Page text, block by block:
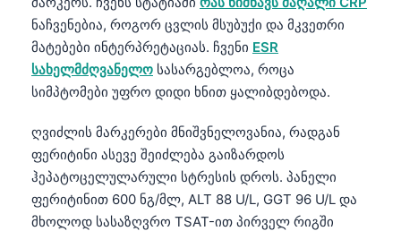
ნაჩვენებია, როგორ ცვლის მსუბუქი და მკვეთრი
მატებები ინტერპრეტაციას. ჩვენი ESR
სახელმძღვანელო სასარგებლოა, როცა
სიმპტომები უფრო დიდი ხნით ყალიბდებოდა.
ღვიძლის მარკერები მნიშვნელოვანია, რადგან
ფერიტინი ასევე შეიძლება გაიზარდოს
ჰეპატოცელულარული სტრესის დროს. პანელი
ფერიტინით 600 ნგ/მლ, ALT 88 U/L, GGT 96 U/L და
მხოლოდ სასაზღვრო TSAT-ით პირველ რიგში
كوردی‎
پښتو
سنڌي
සිංහල
অসমীয়া
Galego
Latviešu valoda
Македонски јазик